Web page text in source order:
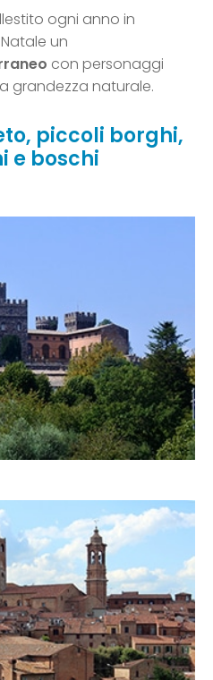
ogni anno in
un
con personaggi
grandezza naturale.
piccoli borghi,
e boschi